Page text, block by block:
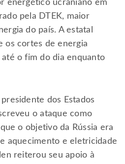
energético ucraniano em
pela DTEK, maior
do país. A estatal
os cortes de energia
o fim do dia enquanto
dos Estados
o ataque como
o objetivo da Rússia era
aquecimento e eletricidade
reiterou seu apoio à